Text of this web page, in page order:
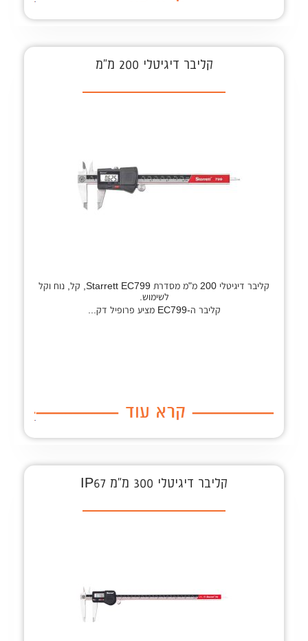
קליבר דיגיטלי 200 מ"מ
קליבר דיגיטלי 200 מ"מ מסדרת Starrett EC799, קל, נוח וקל
לשימוש.
קליבר ה-EC799 מציע פרופיל דק...
קליבר דיגיטלי 300 מ"מ IP67